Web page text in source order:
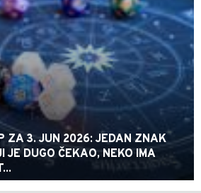
ZA 3. JUN 2026: JEDAN ZNAK
JE DUGO ČEKAO, NEKO IMA